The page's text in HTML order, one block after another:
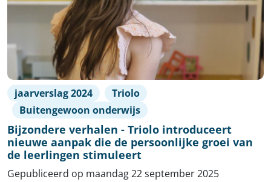
jaarverslag 2024
Triolo
Buitengewoon onderwijs
Bijzondere verhalen - Triolo introduceert
nieuwe aanpak die de persoonlijke groei van
de leerlingen stimuleert
Gepubliceerd op maandag 22 september 2025